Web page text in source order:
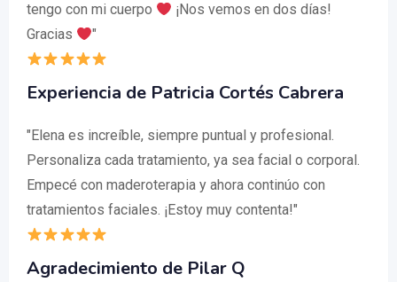
tengo con mi cuerpo
¡Nos vemos en dos días!
Gracias
"
Experiencia de Patricia Cortés Cabrera
"Elena es increíble, siempre puntual y profesional.
Personaliza cada tratamiento, ya sea facial o corporal.
Empecé con maderoterapia y ahora continúo con
tratamientos faciales. ¡Estoy muy contenta!"
Agradecimiento de Pilar Q